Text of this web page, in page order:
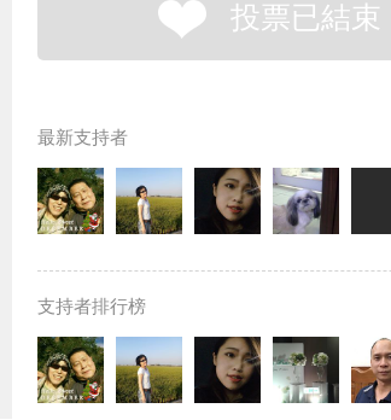
投票已結束
最新支持者
支持者排行榜